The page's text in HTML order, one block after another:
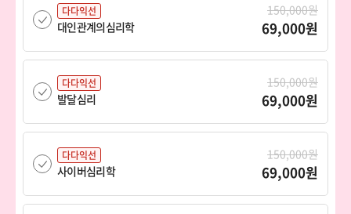
다다익선
대인관계의심리학
150,000원
69,000원
다다익선
발달심리
150,000원
69,000원
다다익선
사이버심리학
150,000원
69,000원